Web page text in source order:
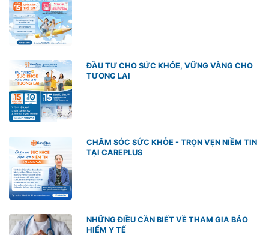
ĐẦU TƯ CHO SỨC KHỎE, VỮNG VÀNG CHO
TƯƠNG LAI
CHĂM SÓC SỨC KHỎE - TRỌN VẸN NIỀM TIN
TẠI CAREPLUS
NHỮNG ĐIỀU CẦN BIẾT VỀ THAM GIA BẢO
HIỂM Y TẾ